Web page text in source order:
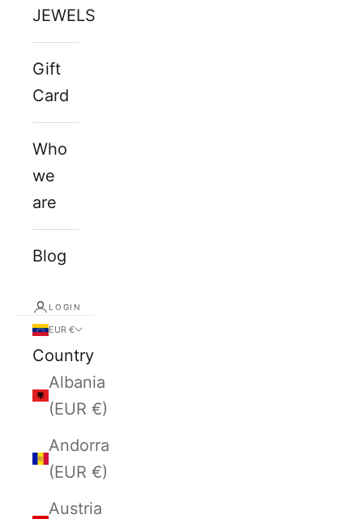
JEWELS
Gift
Card
Who
we
are
Blog
LOGIN
EUR €
Country
Albania
(EUR €)
Andorra
(EUR €)
Austria